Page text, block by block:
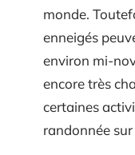
monde.
enneigés
environ mi-
encore très
certaines
randonnée